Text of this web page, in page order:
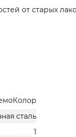
от старых
сталь
1